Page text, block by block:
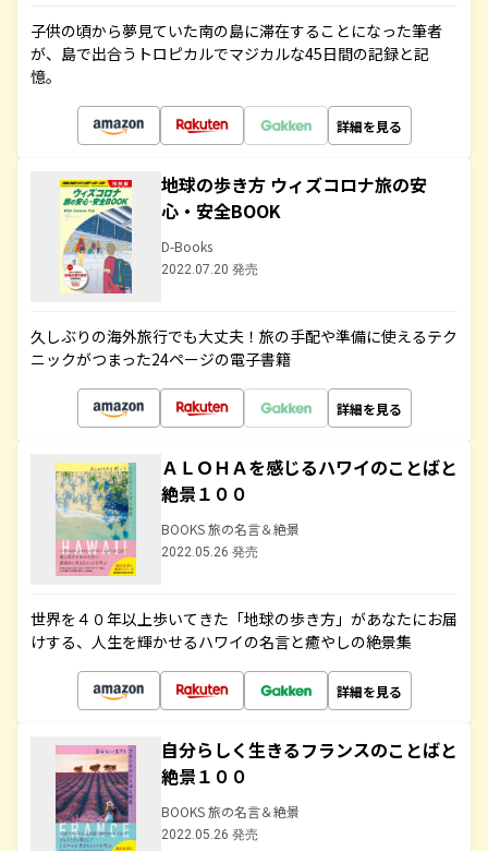
子供の頃から夢見ていた南の島に滞在することになった筆者
が、島で出合うトロピカルでマジカルな45日間の記録と記
憶。
詳細を見る
地球の歩き方 ウィズコロナ旅の安
心・安全BOOK
D-Books
2022.07.20 発売
久しぶりの海外旅行でも大丈夫！旅の手配や準備に使えるテク
ニックがつまった24ページの電子書籍
詳細を見る
ＡＬＯＨＡを感じるハワイのことばと
絶景１００
BOOKS 旅の名言＆絶景
2022.05.26 発売
世界を４０年以上歩いてきた「地球の歩き方」があなたにお届
けする、人生を輝かせるハワイの名言と癒やしの絶景集
詳細を見る
自分らしく生きるフランスのことばと
絶景１００
BOOKS 旅の名言＆絶景
2022.05.26 発売